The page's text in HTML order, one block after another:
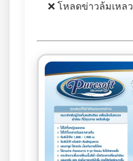
❌ โหลดข่าวล้มเหลว